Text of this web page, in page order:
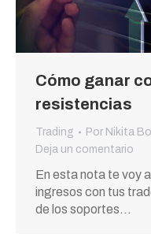
Cómo ganar
resistencias
Trading Por Nikita
Deja un comentario
En esta nota te voy
ingresos con tus
de los soportes…